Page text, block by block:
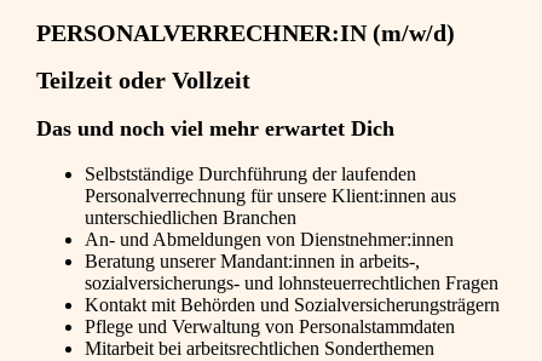
PERSONALVERRECHNER:IN (m/w/d)
Teilzeit oder Vollzeit
Das und noch viel mehr erwartet Dich
Selbstständige Durchführung der laufenden
Personalverrechnung für unsere Klient:innen aus
unterschiedlichen Branchen
An- und Abmeldungen von Dienstnehmer:innen
Beratung unserer Mandant:innen in arbeits-,
sozialversicherungs- und lohnsteuerrechtlichen Fragen
Kontakt mit Behörden und Sozialversicherungsträgern
Pflege und Verwaltung von Personalstammdaten
Mitarbeit bei arbeitsrechtlichen Sonderthemen